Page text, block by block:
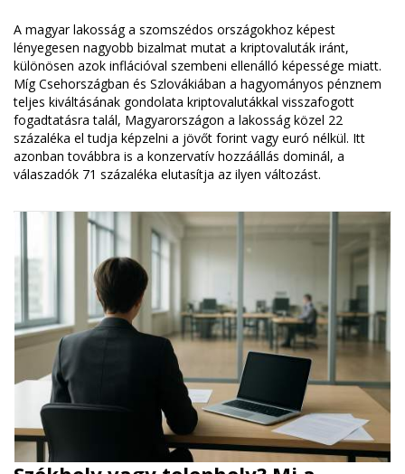
A magyar lakosság a szomszédos országokhoz képest
lényegesen nagyobb bizalmat mutat a kriptovaluták iránt,
különösen azok inflációval szembeni ellenálló képessége miatt.
Míg Csehországban és Szlovákiában a hagyományos pénznem
teljes kiváltásának gondolata kriptovalutákkal visszafogott
fogadtatásra talál, Magyarországon a lakosság közel 22
százaléka el tudja képzelni a jövőt forint vagy euró nélkül. Itt
azonban továbbra is a konzervatív hozzáállás dominál, a
válaszadók 71 százaléka elutasítja az ilyen változást.